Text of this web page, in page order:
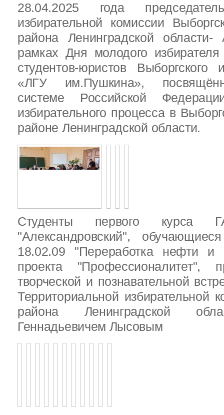
28.04.2025 года
избирательной комиссии
района Ленинградской
рамках Дня молодого
студентов-юристов Выборгского
«ЛГУ им.Пушкина»,
системе Российской
избирательного процесса в
районе Ленинградской области.
Студенты первого
"Александровский",
18.02.09 "Переработка нефти и
проекта "Профессионалитет",
творческой и познавательной
Территориальной избирательной
района Ленинградской
Геннадьевичем Лысовым